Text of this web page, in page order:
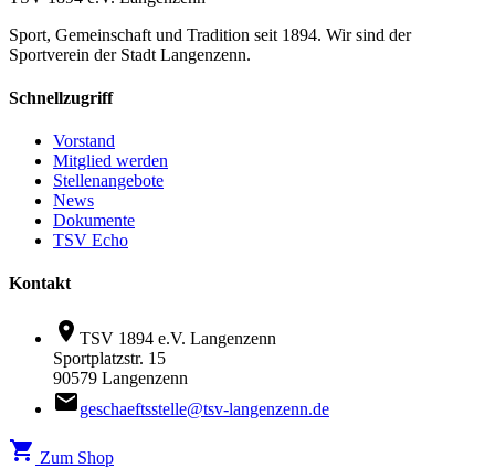
Sport, Gemeinschaft und Tradition seit 1894. Wir sind der
Sportverein der Stadt Langenzenn.
Schnellzugriff
Vorstand
Mitglied werden
Stellenangebote
News
Dokumente
TSV Echo
Kontakt
location_on TSV 1894 e.V. Langenzenn
Sportplatzstr. 15
90579 Langenzenn
emailgeschaeftsstelle@tsv-langenzenn.de
shopping_cart Zum Shop